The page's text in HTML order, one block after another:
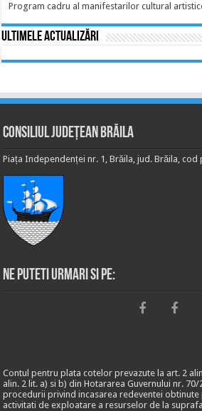
Program cadru al manifestarilor cultural
Ultimele actualizări
Consiliul Județean Brăila
Piața Independenței nr. 1, Brăila, jud. Brăila, cod
Ne puteti urmari si pe:
Contul pentru plata cotelor prevazute la art. 2
alin. 2 lit. a) si b) din Hotararea Guvernului nr.
procedurii privind incasarea redeventei obtinute
activitati de exploatare a resurselor de la